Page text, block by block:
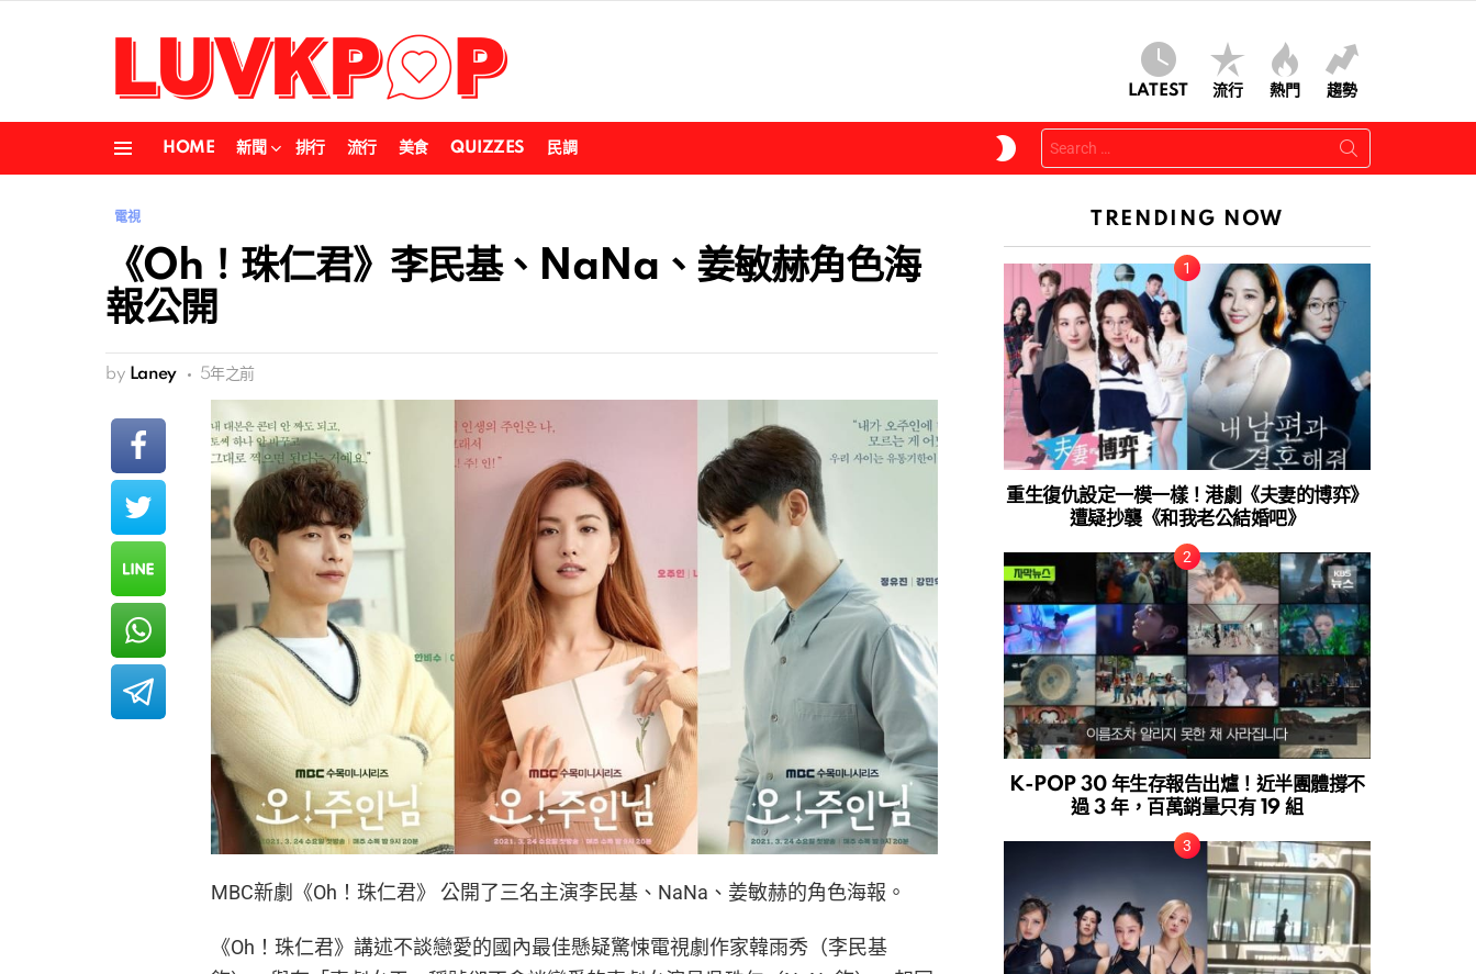
LATEST 流行 熱門 趨勢
HOME 新聞 排行 流行 美食 QUIZZES 民調
SKIN
Search
for:
電視
《Oh！珠仁君》李民基、NaNa、姜敏赫角色海
報公開
by Laney 5年之前
MBC新劇《Oh！珠仁君》 公開了三名主演李民基、NaNa、姜敏赫的角色海報。
《Oh！珠仁君》講述不談戀愛的國內最佳懸疑驚悚電視劇作家韓雨秀（李民基
TRENDING NOW
重生復仇設定一模一樣！港劇《夫妻的博弈》
遭疑抄襲《和我老公結婚吧》
K-POP 30 年生存報告出爐！近半團體撐不
過 3 年，百萬銷量只有 19 組